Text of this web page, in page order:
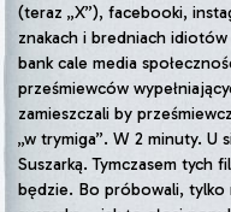
(teraz „X”), facebooki,
znakach i bredniach
bank cale media
prześmiewców
zamieszczali by
„w trymiga”. W 2 minuty. U
Suszarką. Tymczasem tych
będzie. Bo próbowali,